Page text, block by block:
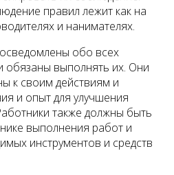
правил лежит как на
и нанимателях.
обо всех
обязаны выполнять их. Они
к своим действиям и
и опыт для улучшения
также должны быть
выполнения работ и
инструментов и средств